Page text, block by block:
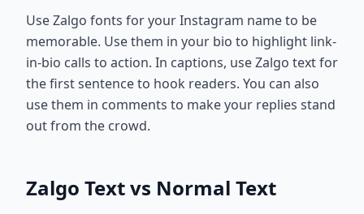
Use Zalgo fonts for your Instagram name to be
memorable. Use them in your bio to highlight link-
in-bio calls to action. In captions, use Zalgo text for
the first sentence to hook readers. You can also
use them in comments to make your replies stand
out from the crowd.
Zalgo Text vs Normal Text